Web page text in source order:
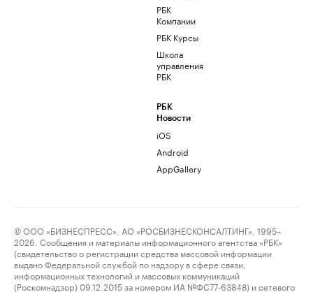
РБК
Компании
РБК Курсы
Школа
управления
РБК
РБК
Новости
iOS
Android
AppGallery
© ООО «БИЗНЕСПРЕСС», АО «РОСБИЗНЕСКОНСАЛТИНГ», 1995–
2026. Сообщения и материалы информационного агентства «РБК»
(свидетельство о регистрации средства массовой информации
выдано Федеральной службой по надзору в сфере связи,
информационных технологий и массовых коммуникаций
(Роскомнадзор) 09.12.2015 за номером ИА №ФС77-63848) и сетевого